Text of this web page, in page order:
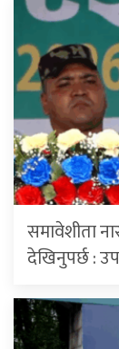
समावेशीता
देखिनुपर्छ :